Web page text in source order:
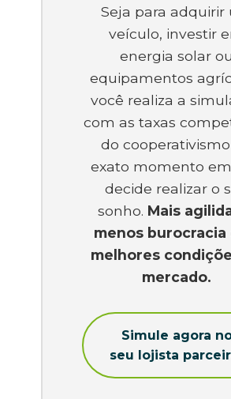
Seja para adquirir
veículo, investir
energia solar ou
equipamentos
você realiza a
com as taxas
do
exato momento
decide realizar o
sonho. Mais
menos burocracia
melhores
mercado.
Simule agora
seu lojista